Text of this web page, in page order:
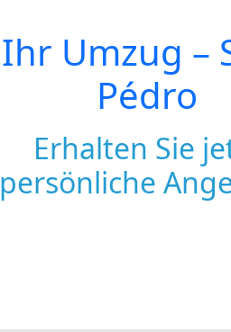
Ihr Umzug –
Pédro
Erhalten Sie
persönliche